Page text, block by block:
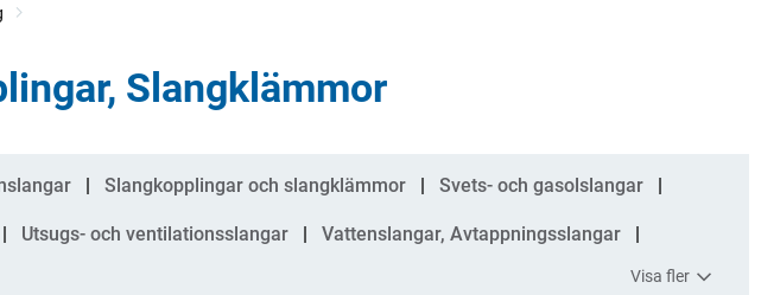
Slangklämmor
Slangkopplingar och slangklämmor Svets- och gasolslangar
Utsugs- och ventilationsslangar Vattenslangar, Avtappningsslangar
Visa fler